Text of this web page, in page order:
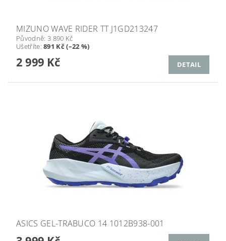
MIZUNO WAVE RIDER TT J1GD213247
Původně: 3 890 Kč
Ušetříte:891 Kč (–22 %)
2 999 Kč DETAIL
ASICS GEL-TRABUCO 14 1012B938-001